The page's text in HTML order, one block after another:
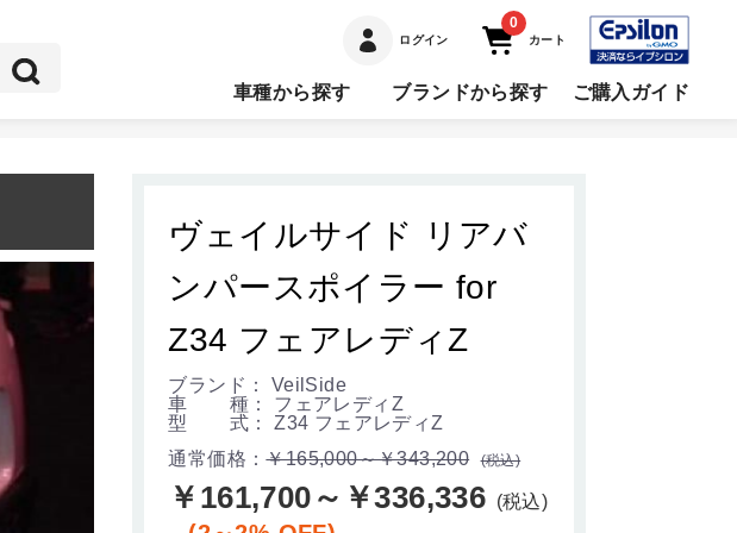
ログイン
0
カート
車種から探す ブランドから探す ご購入ガイド
ヴェイルサイド リアバ
ンパースポイラー for
Z34 フェアレディZ
ブランド： VeilSide
車 種： フェアレディZ
型 式： Z34 フェアレディZ
通常価格：￥165,000～￥343,200 (税込)
￥161,700～￥336,336 (税込)